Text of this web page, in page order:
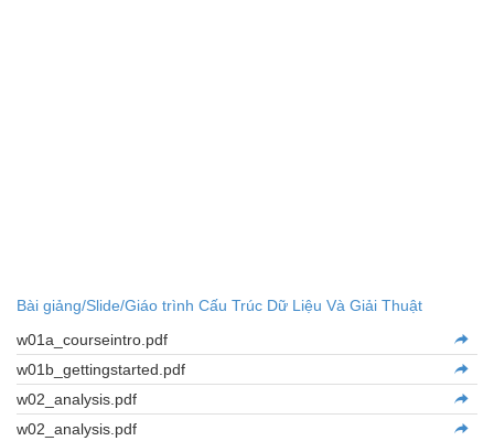
Bài giảng/Slide/Giáo trình Cấu Trúc Dữ Liệu Và Giải Thuật
w01a_courseintro.pdf
w01b_gettingstarted.pdf
w02_analysis.pdf
w02_analysis.pdf